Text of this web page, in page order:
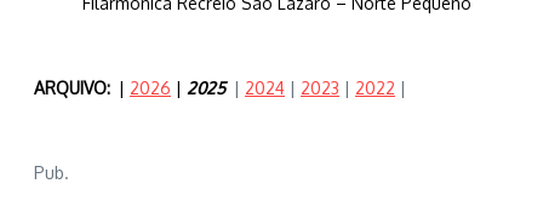
ARQUIVO: | 2026 | 2025 | 2024 | 2023 | 2022 |
Pub.